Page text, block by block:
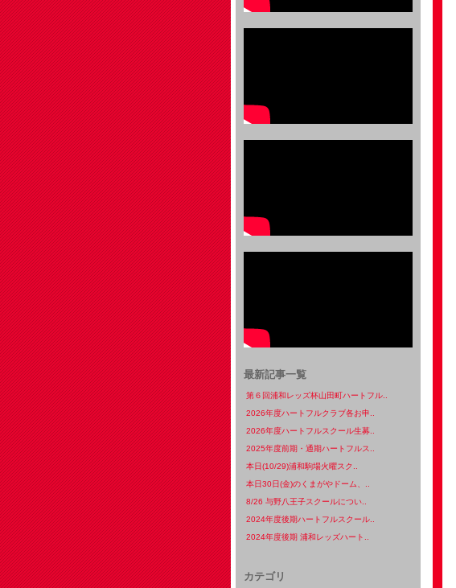
最新記事一覧
第６回浦和レッズ杯山田町ハートフル..
2026年度ハートフルクラブ各お申..
2026年度ハートフルスクール生募..
2025年度前期・通期ハートフルス..
本日(10/29)浦和駒場火曜スク..
本日30日(金)のくまがやドーム、..
8/26 与野八王子スクールについ..
2024年度後期ハートフルスクール..
2024年度後期 浦和レッズハート..
カテゴリ